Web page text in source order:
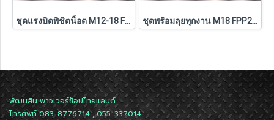
ชุดแรงบิดพิชิตน็อต M12-18 FPP2LR2605-522X TH Milwaukee (M18-FMTIW2F12-0X0+M12-FRAIWF12-0) ชุดพร้อมลุยทุกงาน M18 FPP2LR2613-502 Milwaukee (M18-FPD3+M18-FSAGV100XB-0X0)
พัฒนสิน พาวเวอร์ช็อปไทยแลนด์
โทรศัพท์ 083-8776714 , 055-337014